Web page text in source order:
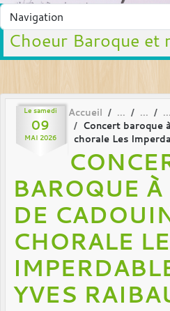
Choeur Baroque et
Le samedi
09
MAI 2026
Accueil
Concert baroque
chorale Les
BAROQUE À
DE
CHORALE
YVES